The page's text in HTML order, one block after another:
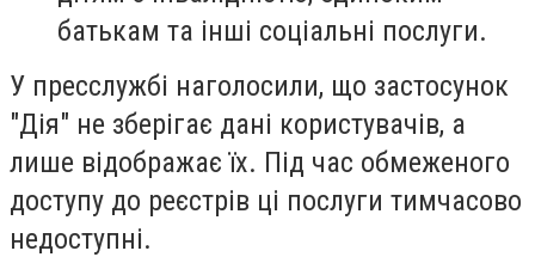
батькам та інші соціальні послуги.
У пресслужбі наголосили, що застосунок
"Дія" не зберігає дані користувачів, а
лише відображає їх. Під час обмеженого
доступу до реєстрів ці послуги тимчасово
недоступні.